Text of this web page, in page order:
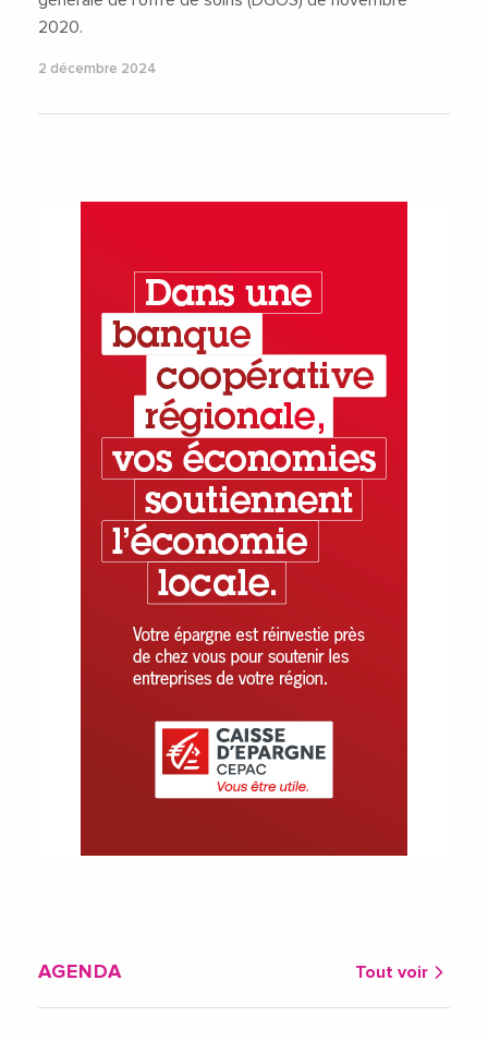
2020.
2 décembre 2024
AGENDA Tout voir